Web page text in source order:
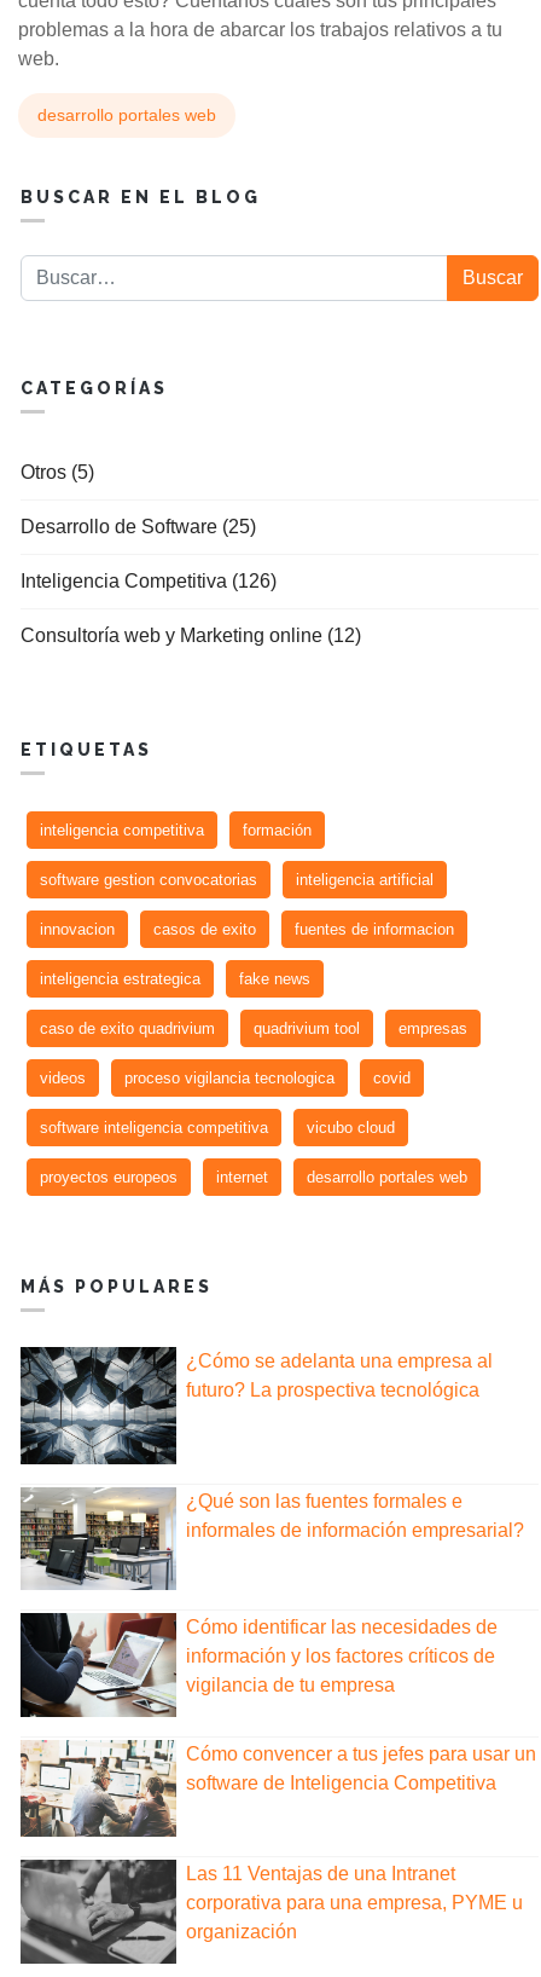
problemas a la hora de abarcar los trabajos relativos a tu
web.
desarrollo portales web
BUSCAR EN EL BLOG
Buscar Buscar
CATEGORÍAS
Otros (5)
Desarrollo de Software (25)
Inteligencia Competitiva (126)
Consultoría web y Marketing online (12)
ETIQUETAS
inteligencia competitiva formación
software gestion convocatorias inteligencia artificial
innovacion casos de exito fuentes de informacion
inteligencia estrategica fake news
caso de exito quadrivium quadrivium tool empresas
videos proceso vigilancia tecnologica covid
software inteligencia competitiva vicubo cloud
proyectos europeos internet desarrollo portales web
MÁS POPULARES
¿Cómo se adelanta una empresa al
futuro? La prospectiva tecnológica
¿Qué son las fuentes formales e
informales de información empresarial?
Cómo identificar las necesidades de
información y los factores críticos de
vigilancia de tu empresa
Cómo convencer a tus jefes para usar un
software de Inteligencia Competitiva
Las 11 Ventajas de una Intranet
corporativa para una empresa, PYME u
organización